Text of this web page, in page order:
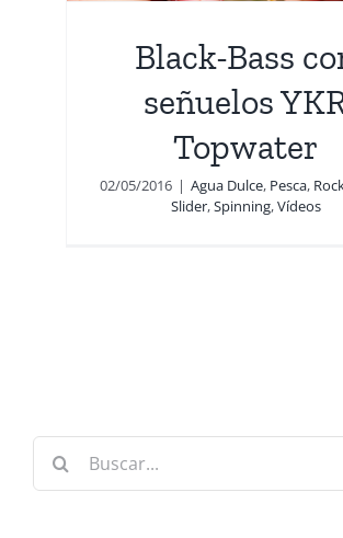
Black-Bass
señuelos
Topwater
02/05/2016 | Agua Dulce, Pesca,
Slider,Spinning,Vídeos
Buscar: